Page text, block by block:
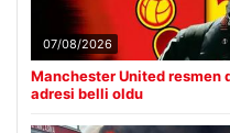
07/08/2026
Manchester United resmen
adresi belli oldu